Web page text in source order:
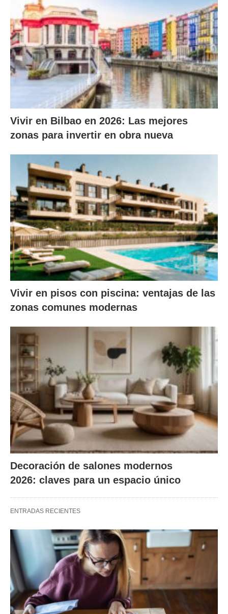
Vivir en Bilbao en 2026: Las mejores
zonas para invertir en obra nueva
Vivir en pisos con piscina: ventajas de las
zonas comunes modernas
Decoración de salones modernos
2026: claves para un espacio único
ENTRADAS RECIENTES